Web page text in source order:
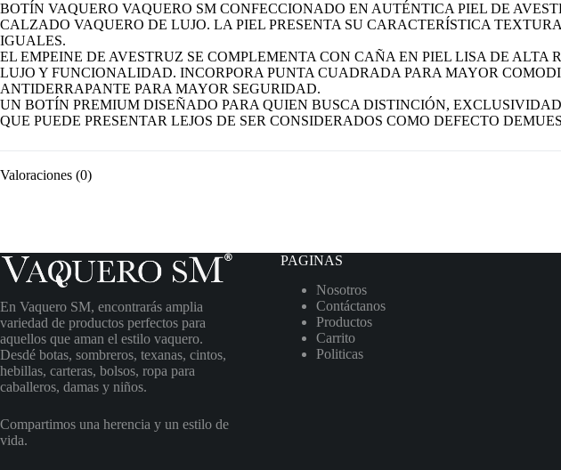
BOTÍN VAQUERO VAQUERO SM CONFECCIONADO EN AUTÉNTICA PIEL DE
CALZADO VAQUERO DE LUJO. LA PIEL PRESENTA SU CARACTERÍSTICA
IGUALES.
EL EMPEINE DE AVESTRUZ SE COMPLEMENTA CON CAÑA EN PIEL LISA DE
LUJO Y FUNCIONALIDAD. INCORPORA PUNTA CUADRADA PARA MAYOR
ANTIDERRAPANTE PARA MAYOR SEGURIDAD.
UN BOTÍN PREMIUM DISEÑADO PARA QUIEN BUSCA DISTINCIÓN,
QUE PUEDE PRESENTAR LEJOS DE SER CONSIDERADOS COMO DEFECTO
Valoraciones (0)
En Vaquero SM, encontrarás amplia
variedad de productos perfectos para
aquellos que aman el estilo vaquero.
Desdé botas, sombreros, texanas, cintos,
hebillas, carteras, bolsos, ropa para
caballeros, damas y niños.
Compartimos una herencia y un estilo de
vida.
PAGINAS
Nosotros
Contáctanos
Productos
Carrito
Politicas